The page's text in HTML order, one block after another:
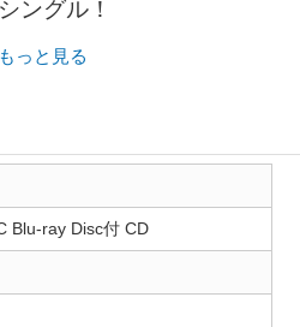
ングル！
もっと見る
Blu-ray Disc付 CD